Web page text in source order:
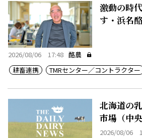
激動の時
す・浜名
2026/08/06 17:48 酪農
耕畜連携
TMRセンター／コントラクター
北海道の
市場（中
月5日）
2026/08/06